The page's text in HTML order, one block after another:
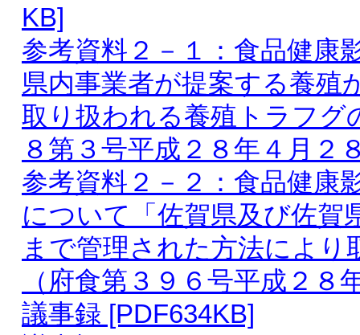
KB]
参考資料２－１：食品健康
県内事業者が提案する養殖
取り扱われる養殖トラフグ
８第３号平成２８年４月２
参考資料２－２：食品健康
について「佐賀県及び佐賀
まで管理された方法によ
（府食第３９６号平成２８
議事録 [PDF634KB]